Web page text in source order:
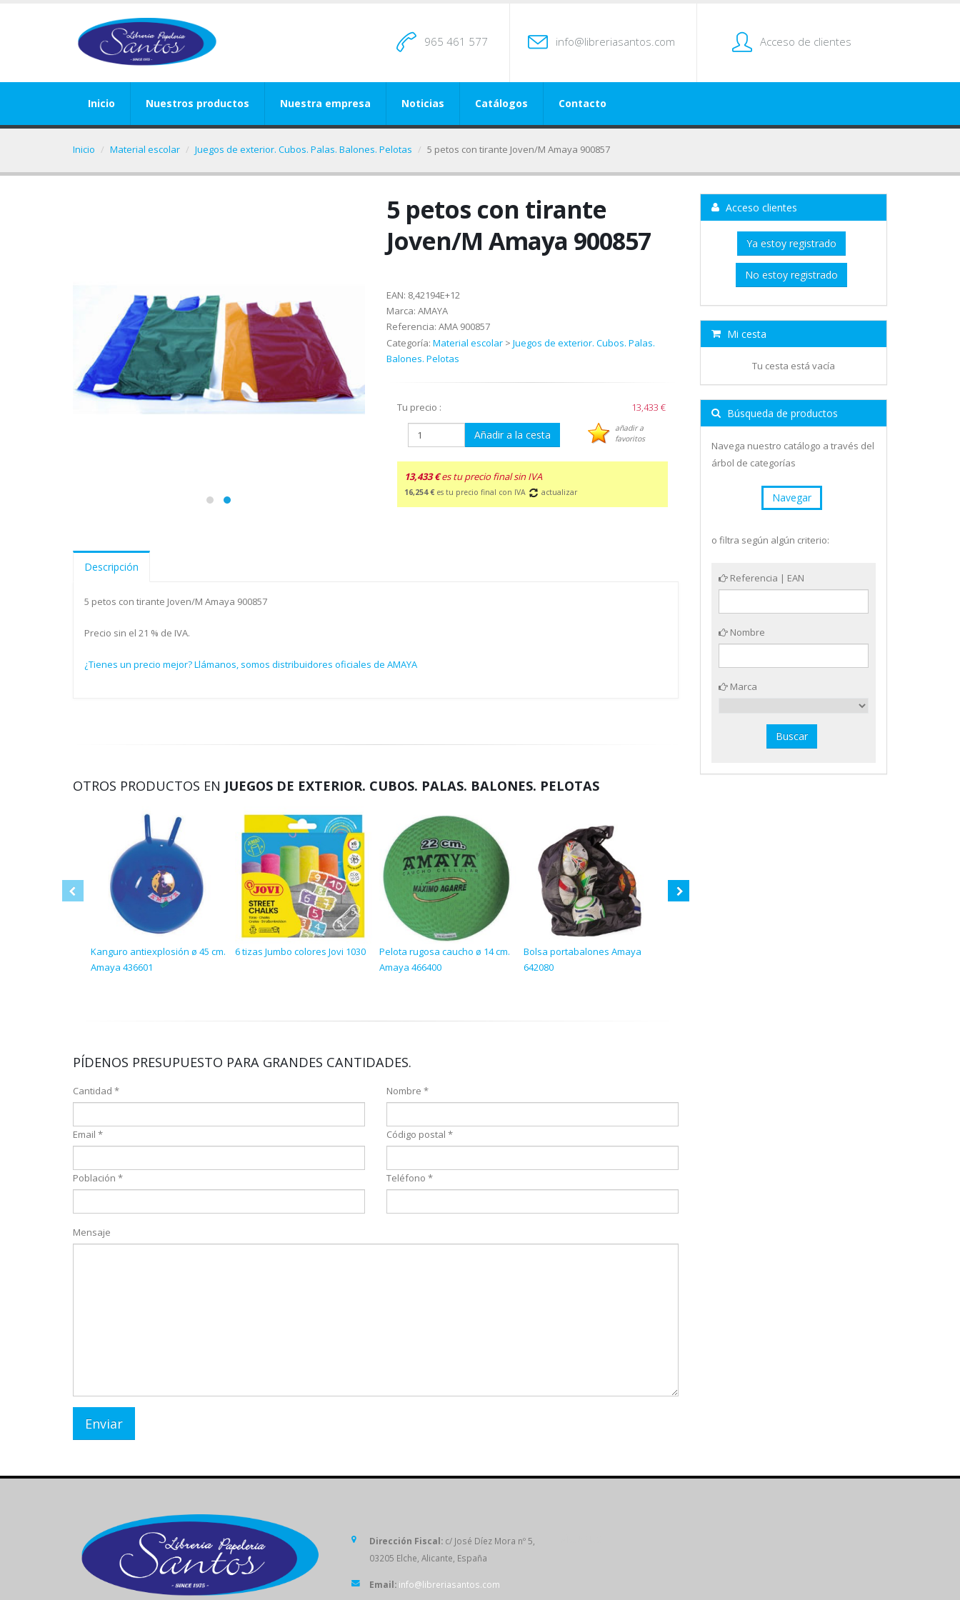
965 461 577 info@libreriasantos.com Acceso de clientes
Inicio Nuestros productos Nuestra empresa Noticias Catálogos Contacto
Inicio Material escolar Juegos de exterior. Cubos. Palas. Balones. Pelotas 5 petos con tirante Joven/M Amaya 900857
5 petos con tirante
Joven/M Amaya 900857
EAN: 8,42194E+12
Marca: AMAYA
Referencia: AMA 900857
Categoría: Material escolar> Juegos de exterior. Cubos. Palas.
Balones. Pelotas
Tu precio : 13,433 €
Añadir a la cesta
añadir a
favoritos
13,433 €es tu precio final sin IVA
16,254 € es tu precio final con IVA actualizar
Descripción
5 petos con tirante Joven/M Amaya 900857
Precio sin el 21 % de IVA.
¿Tienes un precio mejor? Llámanos, somos distribuidores oficiales de AMAYA
OTROS PRODUCTOS EN JUEGOS DE EXTERIOR. CUBOS. PALAS. BALONES. PELOTAS
Kanguro antiexplosión ø 45 cm.
Amaya 436601
6 tizas Jumbo colores Jovi 1030
Pelota rugosa caucho ø 14 cm.
Amaya 466400
Bolsa portabalones Amaya
642080
PÍDENOS PRESUPUESTO PARA GRANDES CANTIDADES.
Cantidad * Nombre *
Email * Código postal *
Población * Teléfono *
Mensaje
Acceso clientes
Ya estoy registrado
No estoy registrado
Mi cesta
Tu cesta está vacía
Búsqueda de productos
Navega nuestro catálogo a través del
árbol de categorías
Navegar
o filtra según algún criterio:
Referencia | EAN
Nombre
Marca
Dirección Fiscal: c/ José Díez Mora nº 5,
03205 Elche, Alicante, España
Email: info@libreriasantos.com